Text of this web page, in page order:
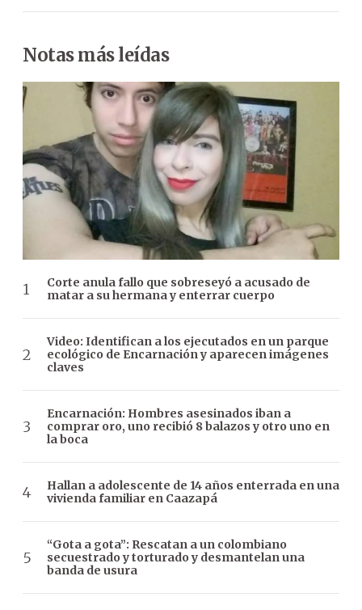
Notas más leídas
Corte anula fallo que sobreseyó a acusado de
matar a su hermana y enterrar cuerpo
Video: Identifican a los ejecutados en un parque
ecológico de Encarnación y aparecen imágenes
claves
Encarnación: Hombres asesinados iban a
comprar oro, uno recibió 8 balazos y otro uno en
la boca
Hallan a adolescente de 14 años enterrada en una
vivienda familiar en Caazapá
“Gota a gota”: Rescatan a un colombiano
secuestrado y torturado y desmantelan una
banda de usura